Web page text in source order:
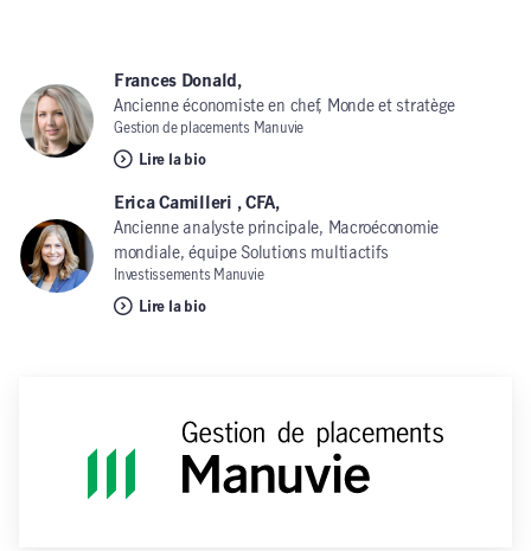
Frances Donald,
Ancienne économiste en chef, Monde et stratège
Gestion de placements Manuvie
Lire la bio
Erica Camilleri , CFA,
Ancienne analyste principale, Macroéconomie
mondiale, équipe Solutions multiactifs
Investissements Manuvie
Lire la bio